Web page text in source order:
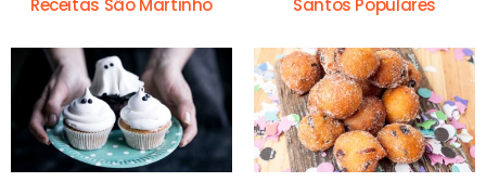
Receitas São Martinho Santos Populares